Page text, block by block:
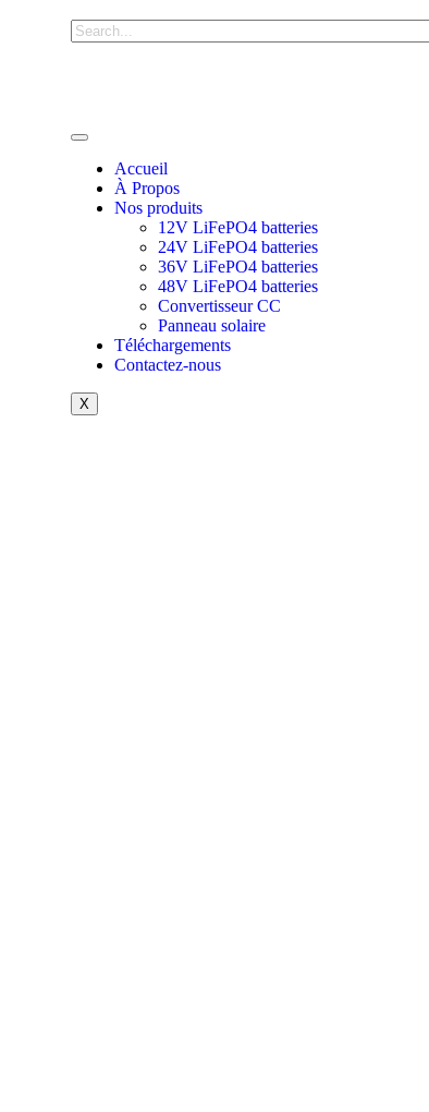
Accueil
À Propos
Nos produits
12V LiFePO4 batteries
24V LiFePO4 batteries
36V LiFePO4 batteries
48V LiFePO4 batteries
Convertisseur CC
Panneau solaire
Téléchargements
Contactez-nous
X